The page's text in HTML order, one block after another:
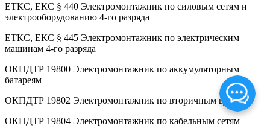
ЕТКС, ЕКС § 440 Электромонтажник по силовым сетям и
электрооборудованию 4-го разряда
ЕТКС, ЕКС § 445 Электромонтажник по электрическим
машинам 4-го разряда
ОКПДТР 19800 Электромонтажник по аккумуляторным
батареям
ОКПДТР 19802 Электромонтажник по вторичным цепям
ОКПДТР 19804 Электромонтажник по кабельным сетям